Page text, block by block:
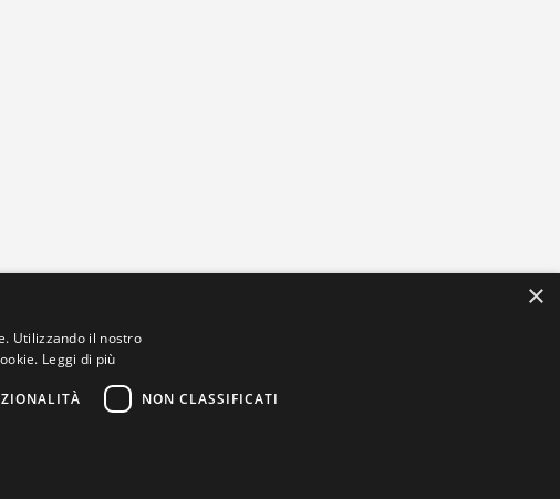
×
Utilizzando il nostro
Leggi di più
NON CLASSIFICATI